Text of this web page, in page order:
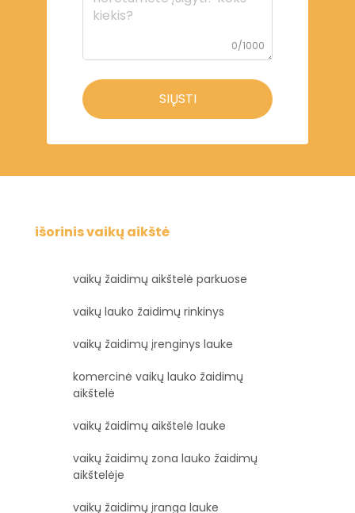
0/1000
SIŲSTI
išorinis vaikų aikštė
vaikų žaidimų aikštelė parkuose
vaikų lauko žaidimų rinkinys
vaikų žaidimų įrenginys lauke
komercinė vaikų lauko žaidimų
aikštelė
vaikų žaidimų aikštelė lauke
vaikų žaidimų zona lauko žaidimų
aikštelėje
vaikų žaidimų įranga lauke